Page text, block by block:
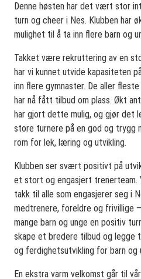
Denne høsten har det vært stor
turn og cheer i Nes. Klubben har
mulighet til å ta inn flere barn og
Takket være rekruttering av en
har vi kunnet utvide kapasiteten
inn flere gymnaster. De aller
har nå fått tilbud om plass. Økt
har gjort dette mulig, og gjør det
store turnere på en god og trygg
rom for lek, læring og utvikling.
Klubben ser svært positivt på
et stort og engasjert trenerteam.
takk til alle som engasjerer seg i
medtrenere, foreldre og frivillige
mange barn og unge en positiv
skape et bredere tilbud og
og ferdighetsutvikling for barn og
En ekstra varm velkomst går til